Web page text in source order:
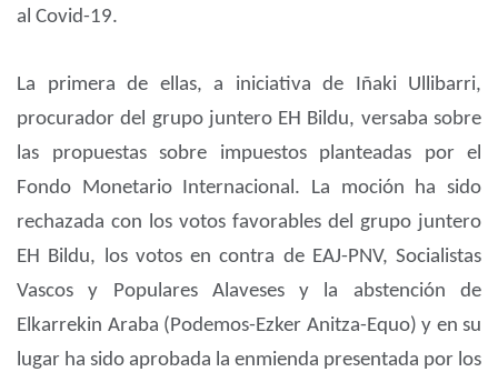
al Covid-19.
La primera de ellas, a iniciativa de Iñaki Ullibarri,
procurador del grupo juntero EH Bildu, versaba sobre
las propuestas sobre impuestos planteadas por el
Fondo Monetario Internacional. La moción ha sido
rechazada con los votos favorables del grupo juntero
EH Bildu, los votos en contra de EAJ-PNV, Socialistas
Vascos y Populares Alaveses y la abstención de
Elkarrekin Araba (Podemos-Ezker Anitza-Equo) y en su
lugar ha sido aprobada la enmienda presentada por los